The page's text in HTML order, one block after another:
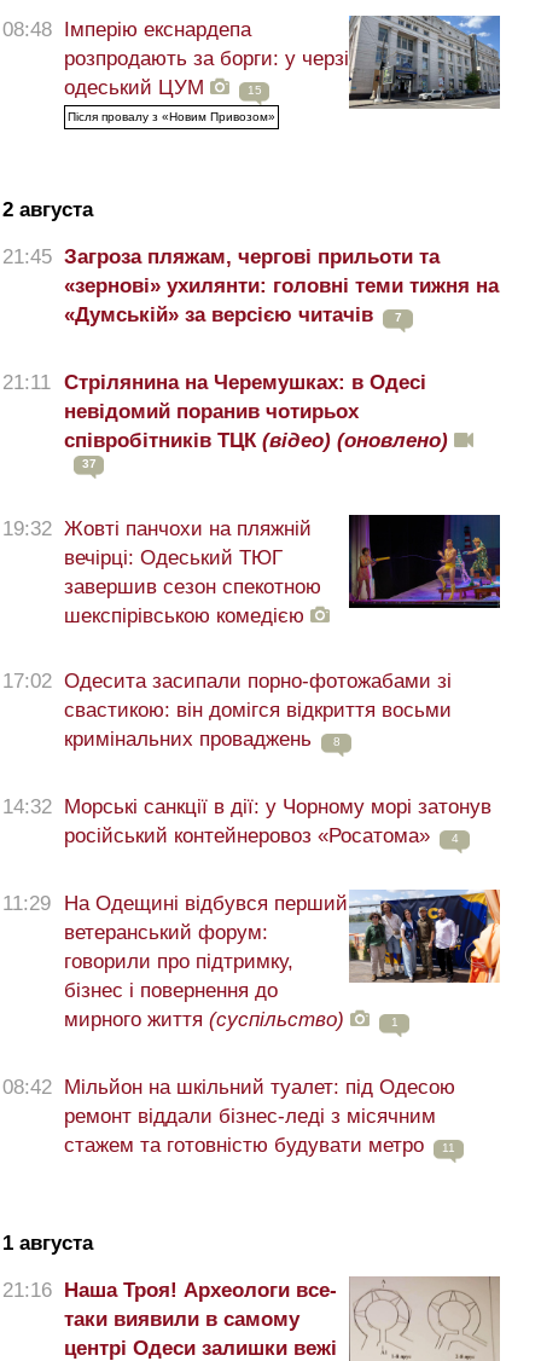
08:48 Імперію екснардепа
розпродають за борги: у черзі
одеський ЦУМ
15
Після провалу з «Новим Привозом»
2 августа
21:45 Загроза пляжам, чергові прильоти та
«зернові» ухилянти: головні теми тижня на
«Думській» за версією читачів
7
21:11
Стрілянина на Черемушках: в Одесі
невідомий поранив чотирьох
співробітників ТЦК (відео) (оновлено)
37
19:32 Жовті панчохи на пляжній
вечірці: Одеський ТЮГ
завершив сезон спекотною
шекспірівською комедією
17:02 Одесита засипали порно-фотожабами зі
свастикою: він домігся відкриття восьми
кримінальних проваджень
8
14:32 Морські санкції в дії: у Чорному морі затонув
російський контейнеровоз «Росатома»
4
11:29
На Одещині відбувся перший
ветеранський форум:
говорили про підтримку,
бізнес і повернення до
мирного життя (суспільство) 1
08:42 Мільйон на шкільний туалет: під Одесою
ремонт віддали бізнес-леді з місячним
стажем та готовністю будувати метро
11
1 августа
21:16 Наша Троя! Археологи все-
таки виявили в самому
центрі Одеси залишки вежі